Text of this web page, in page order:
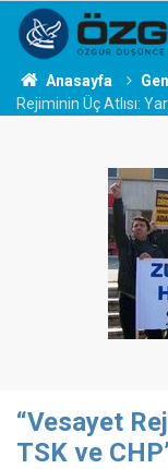
Anasayfa
Rejiminin Üç Atlısı:
“Vesayet
TSK ve